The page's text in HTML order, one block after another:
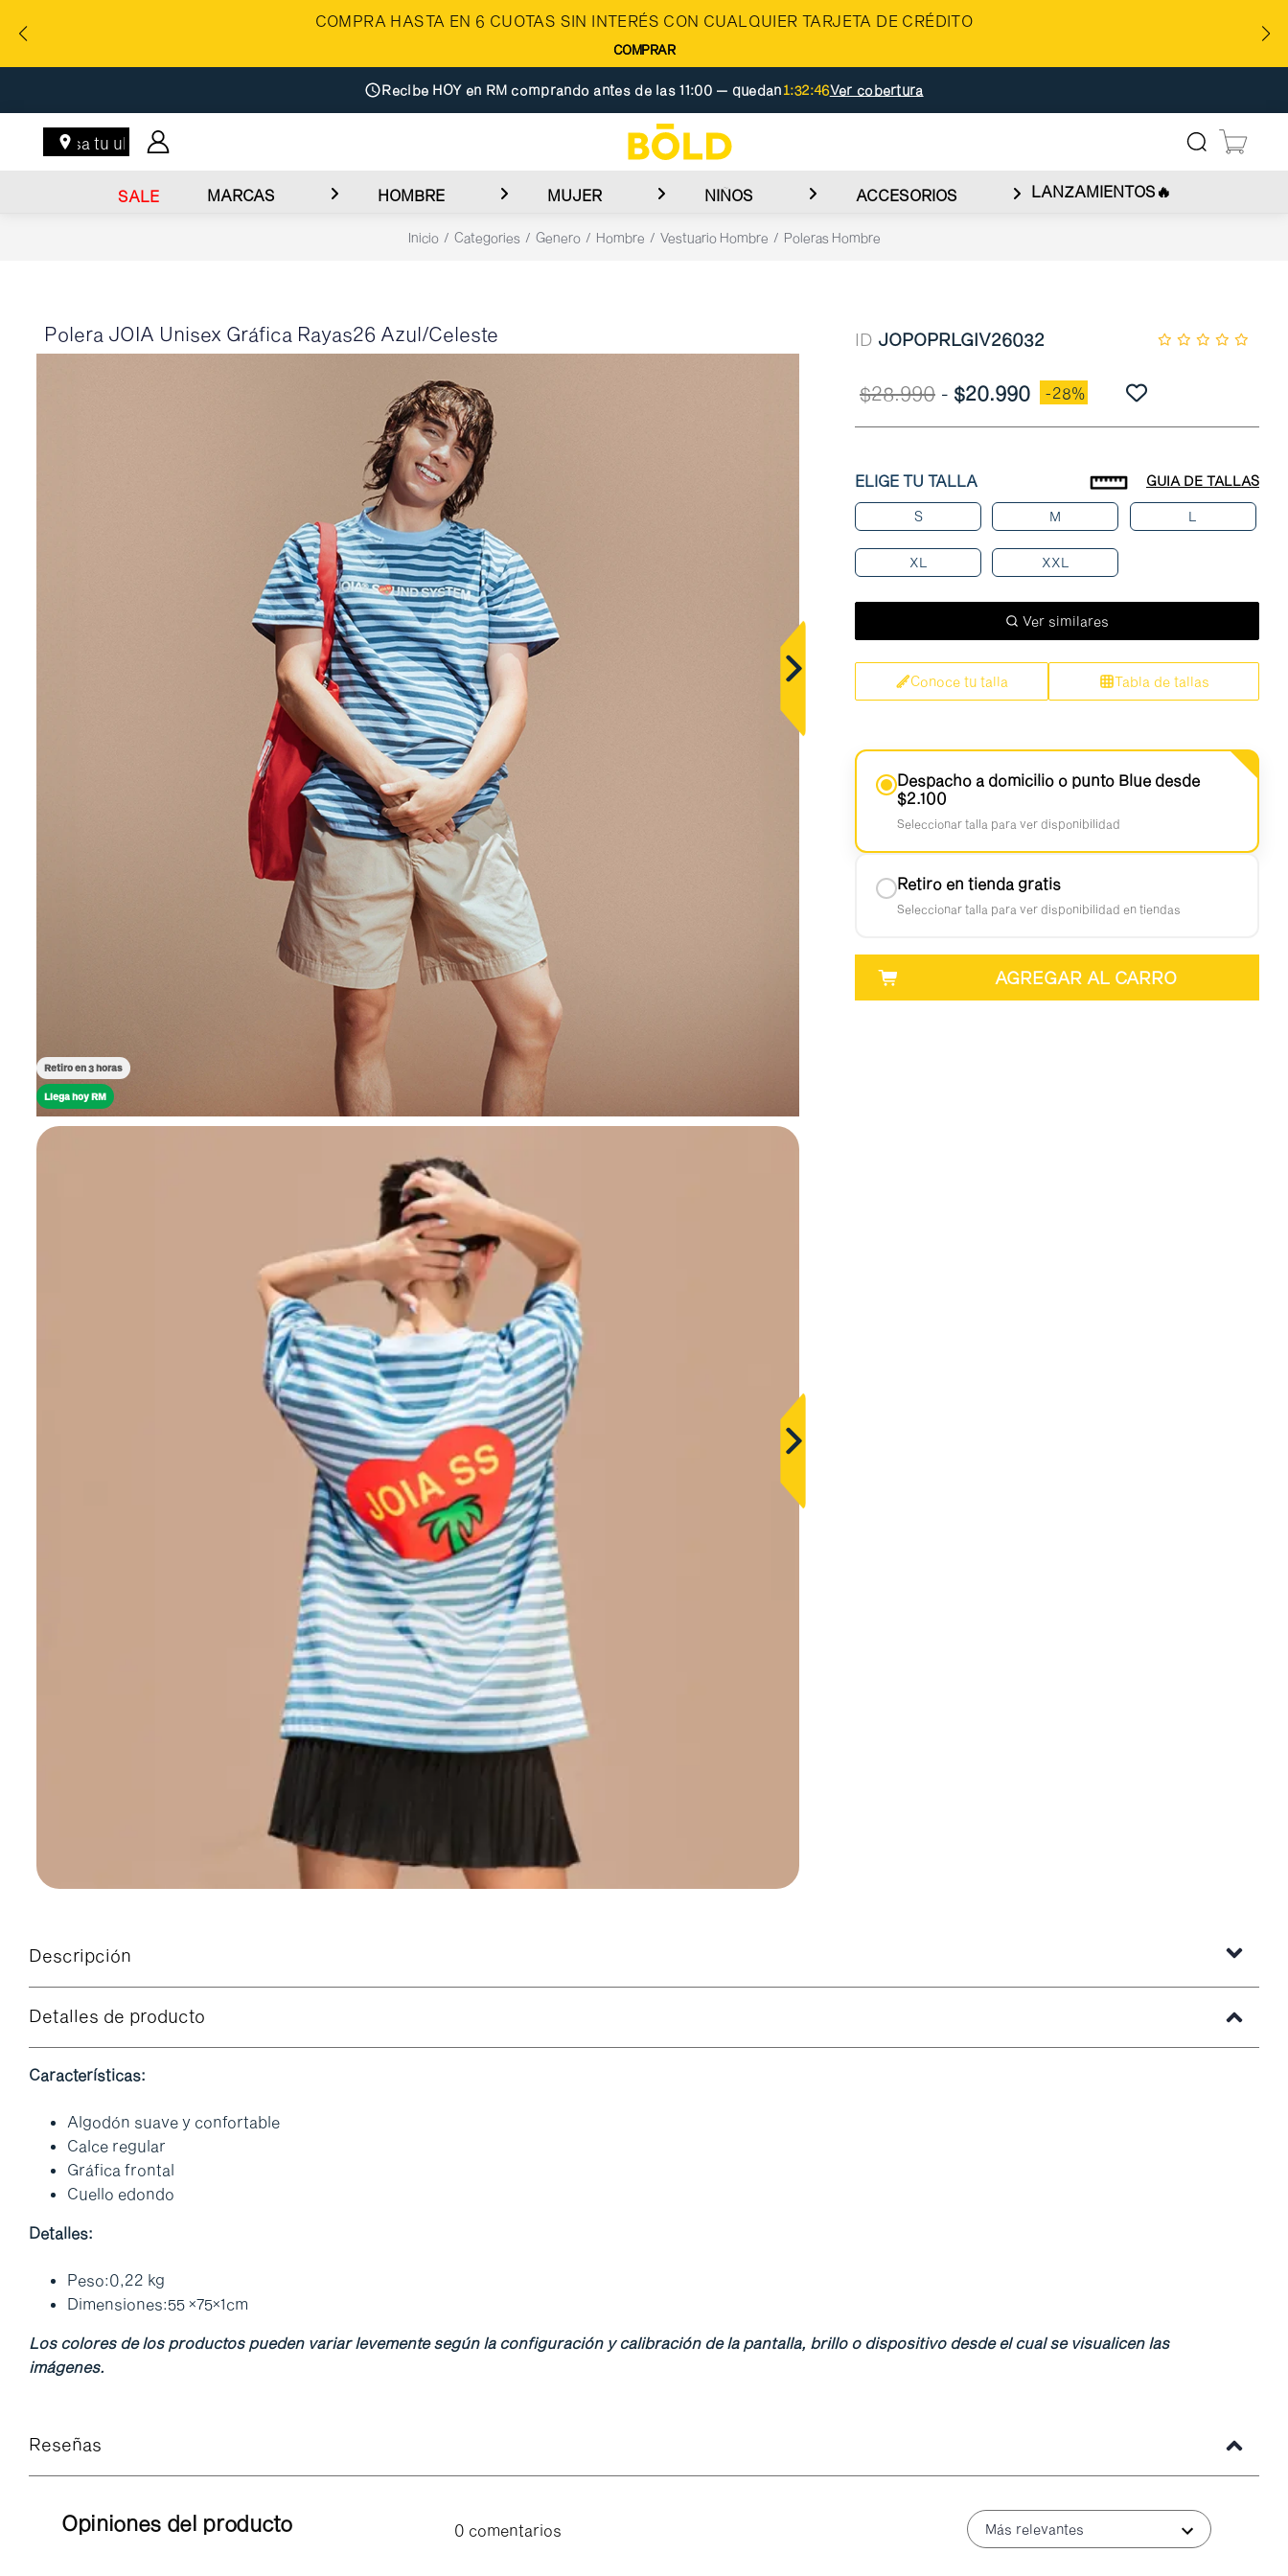
COMPRA HASTA EN 6 CUOTAS SIN INTERÉS CON CUALQUIER TARJETA DE CRÉDITO
COMPRAR
Recibe HOY en RM comprando antes de las 11:00 — quedan1:32:45Ver cobertura
Ingresa tu ubicación
SALE MARCAS HOMBRE MUJER NIÑOS ACCESORIOS LANZAMIENTOS🔥
Inicio Categories Genero Hombre Vestuario Hombre Poleras Hombre
Polera JOIA Unisex Gráfica Rayas26 Azul/Celeste
Retiro en 3 horas
Llega hoy RM
ID JOPOPRLGIV26032
$28.990 - $20.990 -28%
ELIGE TU TALLA GUIA DE TALLAS
S M L
XL XXL
Ver similares
Conoce tu talla Tabla de tallas
Despacho a domicilio o punto Blue desde
$2.100
Seleccionar talla para ver disponibilidad
Retiro en tienda gratis
Seleccionar talla para ver disponibilidad en tiendas
AGREGAR AL CARRO
Descripción
Detalles de producto
Características:
Algodón suave y confortable
Calce regular
Gráfica frontal
Cuello edondo
Detalles:
Peso:0,22 kg
Dimensiones:55 ×75×1cm
Los colores de los productos pueden variar levemente según la configuración y calibración de la pantalla, brillo o dispositivo desde el cual se visualicen las
imágenes.
Reseñas
Opiniones del producto 0 comentarios Más relevantes